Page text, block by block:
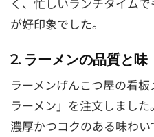
が好印象でした。
2. ラーメンの品質と味
ラーメンげんこつ屋の看
ラーメン」を注文しました
濃厚かつコクのある味わ